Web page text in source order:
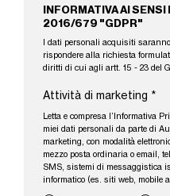
INFORMATIVA AI
2016/679 "GDPR"
I dati personali acquisiti
rispondere alla richiesta
diritti di cui agli artt. 15 - 23 del
Attività di marketing *
Letta e compresa l’ Informativa
miei dati personali da parte di
marketing, con modalità
mezzo posta ordinaria o email,
SMS, sistemi di messaggistica
informatico (es. siti web, mobile